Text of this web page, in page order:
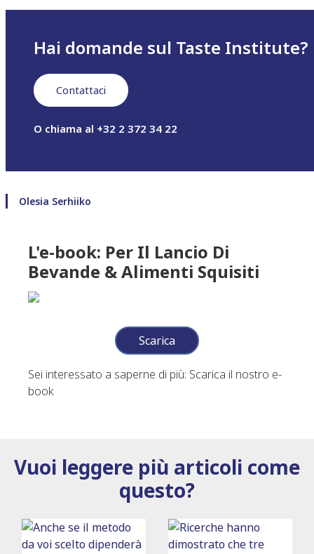
Hai domande sul Taste Institute?
Contattaci
O chiama al +32 2 372 34 22
Olesia Serhiiko
L'e-book: Per Il Lancio Di
Bevande & Alimenti Squisiti
Scarica
Sei interessato a saperne di più: Scarica il nostro e-
book
Vuoi leggere più articoli come
questo?